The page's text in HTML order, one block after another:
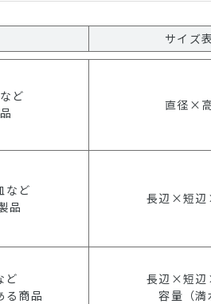
サイズ
ど
直径×
など
品
長辺×短
ど
る商品
長辺×短
容量（満